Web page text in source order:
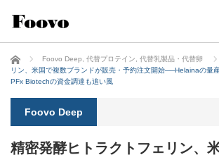
ホーム Foovo Deep 代替プロテイン 代替乳製品・代替卵
リン、米国で複数ブランドが販売・予約注文開始──Helainaの量
PFx Biotechの資金調達も追い風
Foovo Deep
精密発酵ヒトラクトフェリン、